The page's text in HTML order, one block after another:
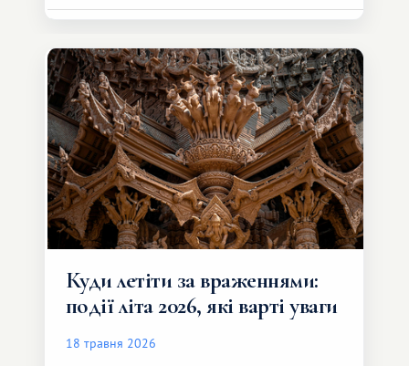
обмінної системи значно ширші.
Серед них є і Африка – континент,
який здатний подарувати зовсім
інший формат подорожі.
Куди летіти за враженнями:
події літа 2026, які варті уваги
18 травня 2026